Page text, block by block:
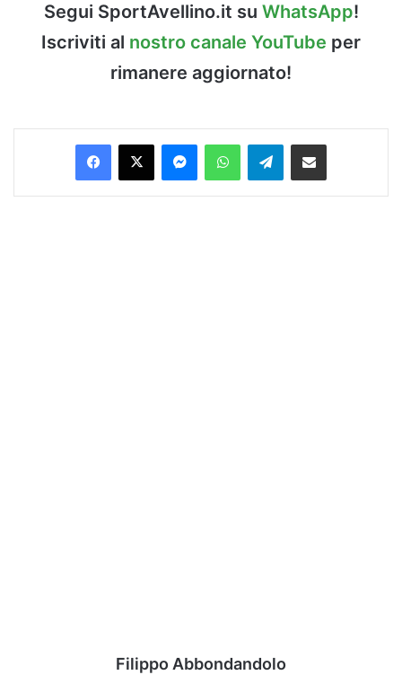
Segui SportAvellino.it su WhatsApp!
Iscriviti al nostro canale YouTube per
rimanere aggiornato!
Facebook
X MessengerWhatsAppTelegramCondividi via Email
Filippo Abbondandolo